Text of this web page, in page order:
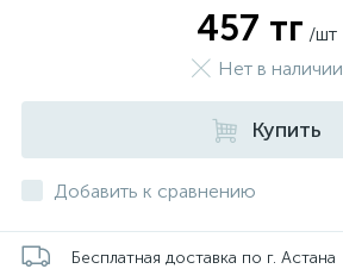
457 тг /шт
Нет в наличии
Купить
Добавить к сравнению
Бесплатная доставка по г. Астана